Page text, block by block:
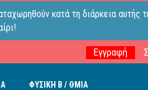
κατά τη διάρκεια αυτής
Εγγραφή
ΦΥΣΙΚΗ B / ΘΜΙΑ